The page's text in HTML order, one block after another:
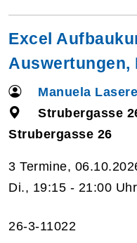
Excel
Auswertungen,
Manuela
Strubergasse
Strubergasse 26
3 Termine,
Di., 19:15 - 21:00 Uhr
26-3-11022